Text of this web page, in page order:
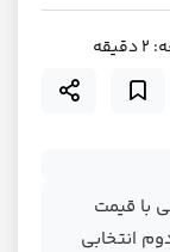
با قیمت
انتخابی